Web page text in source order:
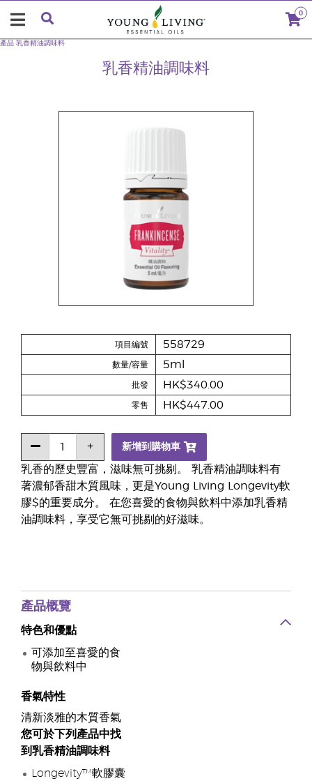
0
乳香精油調味料
產品 乳香精油調味料
乳香的歷史豐富，滋味無可挑剔。 乳香精油調味料有
著濃郁香甜木質風味，更是Young Living Longevity軟
膠$的重要成分。 在您喜愛的食物與飲料中添加乳香精
油調味料，享受它無可挑剔的好滋味。
項目編號 558729
數量/容量 5ml
批發 HK$340.00
零售 HK$447.00
新增到購物車
產品概覽
特色和優點
可添加至喜愛的食
物與飲料中
香氣特性
清新淡雅的木質香氣
您可於下列產品中找
到乳香精油調味料
Longevity™軟膠囊